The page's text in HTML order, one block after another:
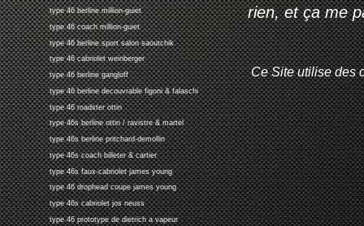
type 46 berline million-guiet
type 46 coach million-guiet
type 46 berline sport salon saoutchik
type 46 cabriolet weinberger
type 46 berline gangloff
type 46 berline decouvrable figoni & falaschi
type 46 roadster ottin
type 46s berline ottin / ravistre & martel
type 46s berline pritchard-demollin
type 46s coach billeter & cartier
type 46s faux-cabriolet james young
type 46 drophead coupe james young
type 46s cabriolet jos neuss
type 46 prototype de dietrich a vapeur
rien, et ça me
Ce Site utilise des